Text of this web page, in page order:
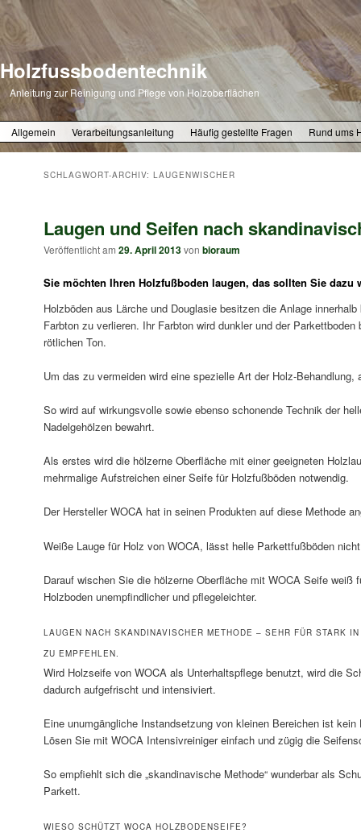
Holzfussbodentechnik
Anleitung zur Reinigung und Pflege von Holzoberflächen
Zum primären Inhalt springen
Zum sekundären Inhalt springen
Allgemein Verarbeitungsanleitung Häufig gestellte Fragen Rund ums
SCHLAGWORT-ARCHIV: LAUGENWISCHER
Laugen und Seifen nach
Veröffentlicht am 29. April 2013von bioraum
Sie möchten Ihren Holzfußboden laugen, das sollten Sie dazu
Holzböden aus Lärche und Douglasie besitzen die Anlage
Farbton zu verlieren. Ihr Farbton wird dunkler und der
rötlichen Ton.
Um das zu vermeiden wird eine spezielle Art der Holz-
So wird auf wirkungsvolle sowie ebenso schonende Technik der
Nadelgehölzen bewahrt.
Als erstes wird die hölzerne Oberfläche mit einer geeigneten
mehrmalige Aufstreichen einer Seife für Holzfußböden notwendig.
Der Hersteller WOCA hat in seinen Produkten auf diese Methode
Weiße Lauge für Holz von WOCA, lässt helle Parkettfußböden
Darauf wischen Sie die hölzerne Oberfläche mit WOCA Seife weiß
Holzboden unempfindlicher und pflegeleichter.
LAUGEN NACH SKANDINAVISCHER METHODE – SEHR FÜR STARK
ZU EMPFEHLEN.
Wird Holzseife von WOCA als Unterhaltspflege benutzt, wird die
dadurch aufgefrischt und intensiviert.
Eine unumgängliche Instandsetzung von kleinen Bereichen ist kein
Lösen Sie mit WOCA Intensivreiniger einfach und zügig die
So empfiehlt sich die „skandinavische Methode“ wunderbar als
Parkett.
WIESO SCHÜTZT WOCA HOLZBODENSEIFE?